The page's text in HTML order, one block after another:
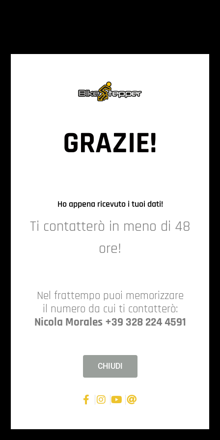
GRAZIE!
Ho appena ricevuto i tuoi dati!
Ti contatterò in meno di 48
ore!
Nel frattempo puoi memorizzare
il numero da cui ti contatterò:
Nicola Morales +39 328 224 4591
CHIUDI